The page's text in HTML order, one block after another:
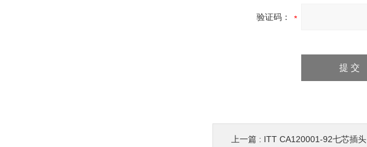
验证码：
上一篇 : ITT CA120001-92七芯插头